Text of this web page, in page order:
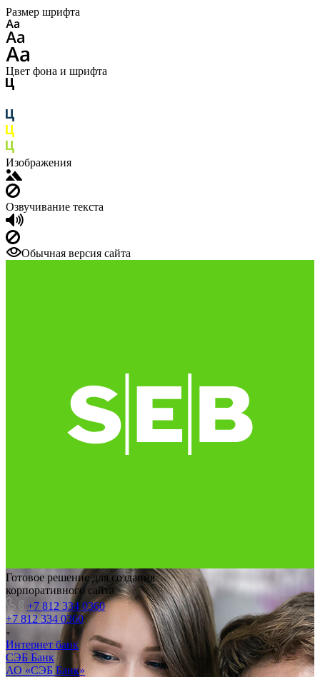
Размер шрифта
Цвет фона и шрифта
Изображения
Озвучивание текста
Обычная версия сайта
Готовое решение для создания
корпоративного сайта
+7 812 334 0360
+7 812 334 0360
Интернет банк
СЭБ Банк
АО «СЭБ Банк»